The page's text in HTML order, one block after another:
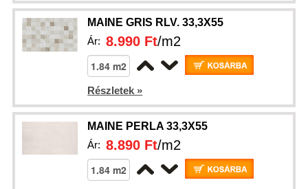
MAINE GRIS RLV. 33,3X55
Ár:8.990 Ft/m2
Részletek »
MAINE PERLA 33,3X55
Ár:8.890 Ft/m2